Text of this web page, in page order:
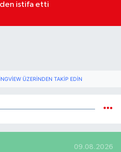
istifa etti
ÜZERINDEN TAKIP EDIN
09.08.2026